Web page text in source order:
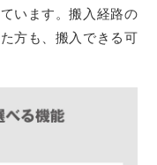
います。搬入経路の
方も、搬入できる可